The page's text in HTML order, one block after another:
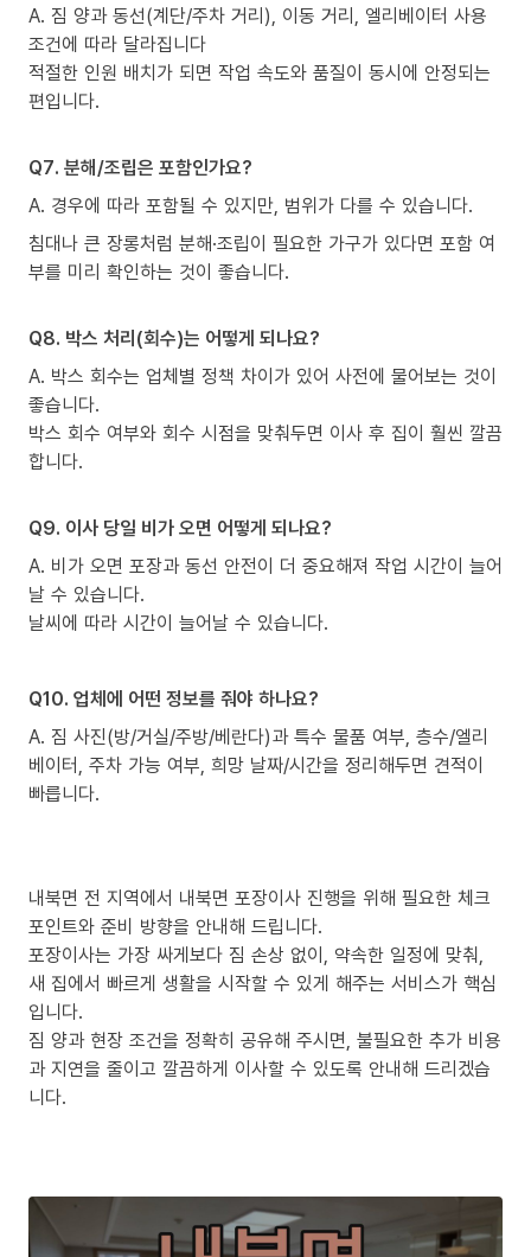
A. 짐 양과 동선(계단/주차 거리), 이동 거리, 엘리베이터 사용
조건에 따라 달라집니다
적절한 인원 배치가 되면 작업 속도와 품질이 동시에 안정되는
편입니다.
Q7. 분해/조립은 포함인가요?
A. 경우에 따라 포함될 수 있지만, 범위가 다를 수 있습니다.
침대나 큰 장롱처럼 분해·조립이 필요한 가구가 있다면 포함 여
부를 미리 확인하는 것이 좋습니다.
Q8. 박스 처리(회수)는 어떻게 되나요?
A. 박스 회수는 업체별 정책 차이가 있어 사전에 물어보는 것이
좋습니다.
박스 회수 여부와 회수 시점을 맞춰두면 이사 후 집이 훨씬 깔끔
합니다.
Q9. 이사 당일 비가 오면 어떻게 되나요?
A. 비가 오면 포장과 동선 안전이 더 중요해져 작업 시간이 늘어
날 수 있습니다.
날씨에 따라 시간이 늘어날 수 있습니다.
Q10. 업체에 어떤 정보를 줘야 하나요?
A. 짐 사진(방/거실/주방/베란다)과 특수 물품 여부, 층수/엘리
베이터, 주차 가능 여부, 희망 날짜/시간을 정리해두면 견적이
빠릅니다.
내북면 전 지역에서 내북면 포장이사 진행을 위해 필요한 체크
포인트와 준비 방향을 안내해 드립니다.
포장이사는 가장 싸게보다 짐 손상 없이, 약속한 일정에 맞춰,
새 집에서 빠르게 생활을 시작할 수 있게 해주는 서비스가 핵심
입니다.
짐 양과 현장 조건을 정확히 공유해 주시면, 불필요한 추가 비용
과 지연을 줄이고 깔끔하게 이사할 수 있도록 안내해 드리겠습
니다.